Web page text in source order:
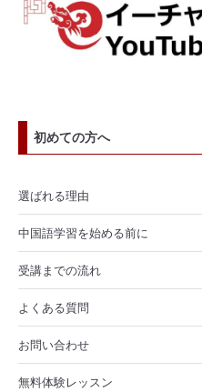
初めての方へ
選ばれる理由
中国語学習を始める前に
受講までの流れ
よくある質問
お問い合わせ
無料体験レッスン